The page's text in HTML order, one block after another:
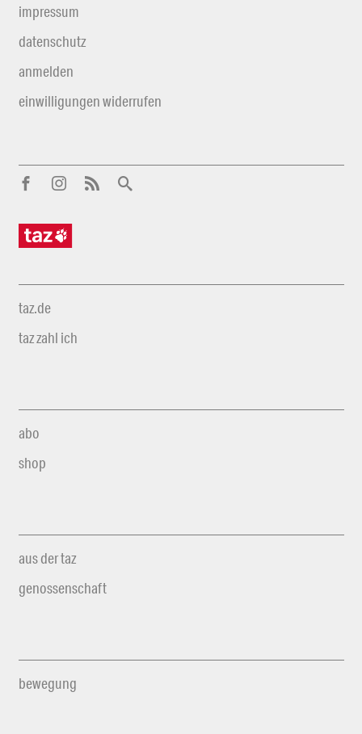
impressum
datenschutz
anmelden
einwilligungen widerrufen
taz.de
taz zahl ich
abo
shop
aus der taz
genossenschaft
bewegung